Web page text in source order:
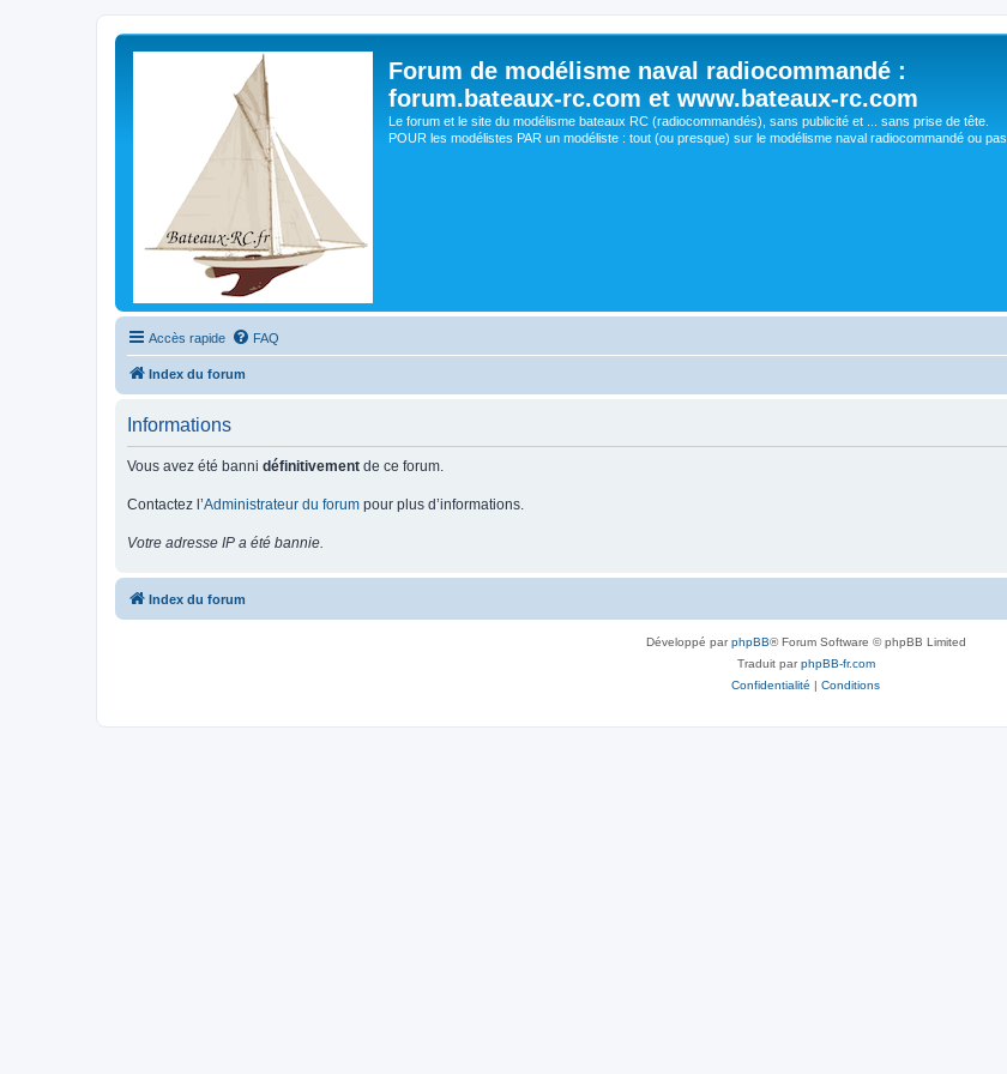
Forum de modélisme naval radiocommandé :
forum.bateaux-rc.com et www.bateaux-rc.com
Le forum et le site du modélisme bateaux RC (radiocommandés), sans publicité et ... sans prise de tête.
POUR les modélistes PAR un modéliste : tout (ou presque) sur le modélisme naval radiocommandé ou pas.
Accès rapide FAQ
Index du forum
Informations
Vous avez été banni définitivement de ce forum.
Contactez l’Administrateur du forum pour plus d’informations.
Votre adresse IP a été bannie.
Index du forum
Développé parphpBB® Forum Software © phpBB Limited
Traduit parphpBB-fr.com
Confidentialité | Conditions